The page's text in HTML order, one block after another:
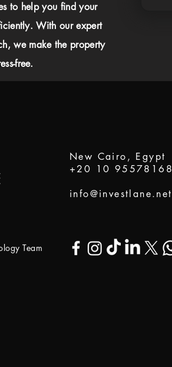
to help you find your
With our expert
we make the property
free.
New Cairo, Egypt
+20 10 95578168
info@investlane.net
Team